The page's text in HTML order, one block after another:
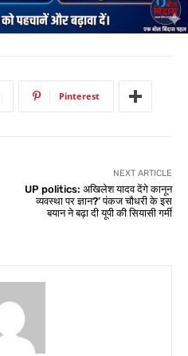
Pinterest
NEXT ARTICLE
UP politics: अखिलेश यादव देंगे कानून
व्यवस्था पर ज्ञान?’ पंकज चौधरी के इस
बयान ने बढ़ा दी यूपी की सियासी गर्मी